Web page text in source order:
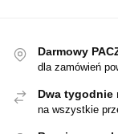
Darmowy
dla zamówień
Dwa tygodnie
na wszystkie